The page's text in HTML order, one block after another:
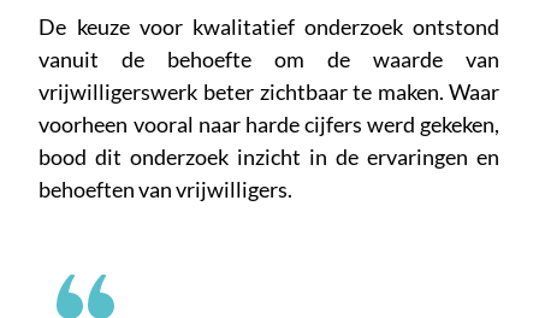
De keuze voor kwalitatief onderzoek ontstond
vanuit de behoefte om de waarde van
vrijwilligerswerk beter zichtbaar te maken. Waar
voorheen vooral naar harde cijfers werd gekeken,
bood dit onderzoek inzicht in de ervaringen en
behoeften van vrijwilligers.